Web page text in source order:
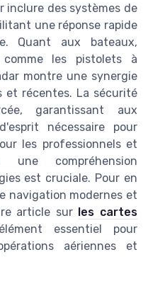
inclure des systèmes de
une réponse rapide
Quant aux bateaux,
comme les pistolets à
montre une synergie
et récentes. La sécurité
garantissant aux
nécessaire pour
les professionnels et
une compréhension
est cruciale. Pour en
navigation modernes et
article sur les cartes
essentiel pour
aériennes et